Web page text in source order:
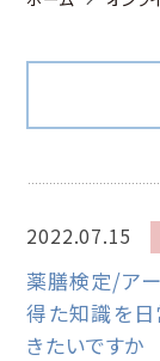
2022.07.15
薬膳検定/ア
得た知識を
きたいですか